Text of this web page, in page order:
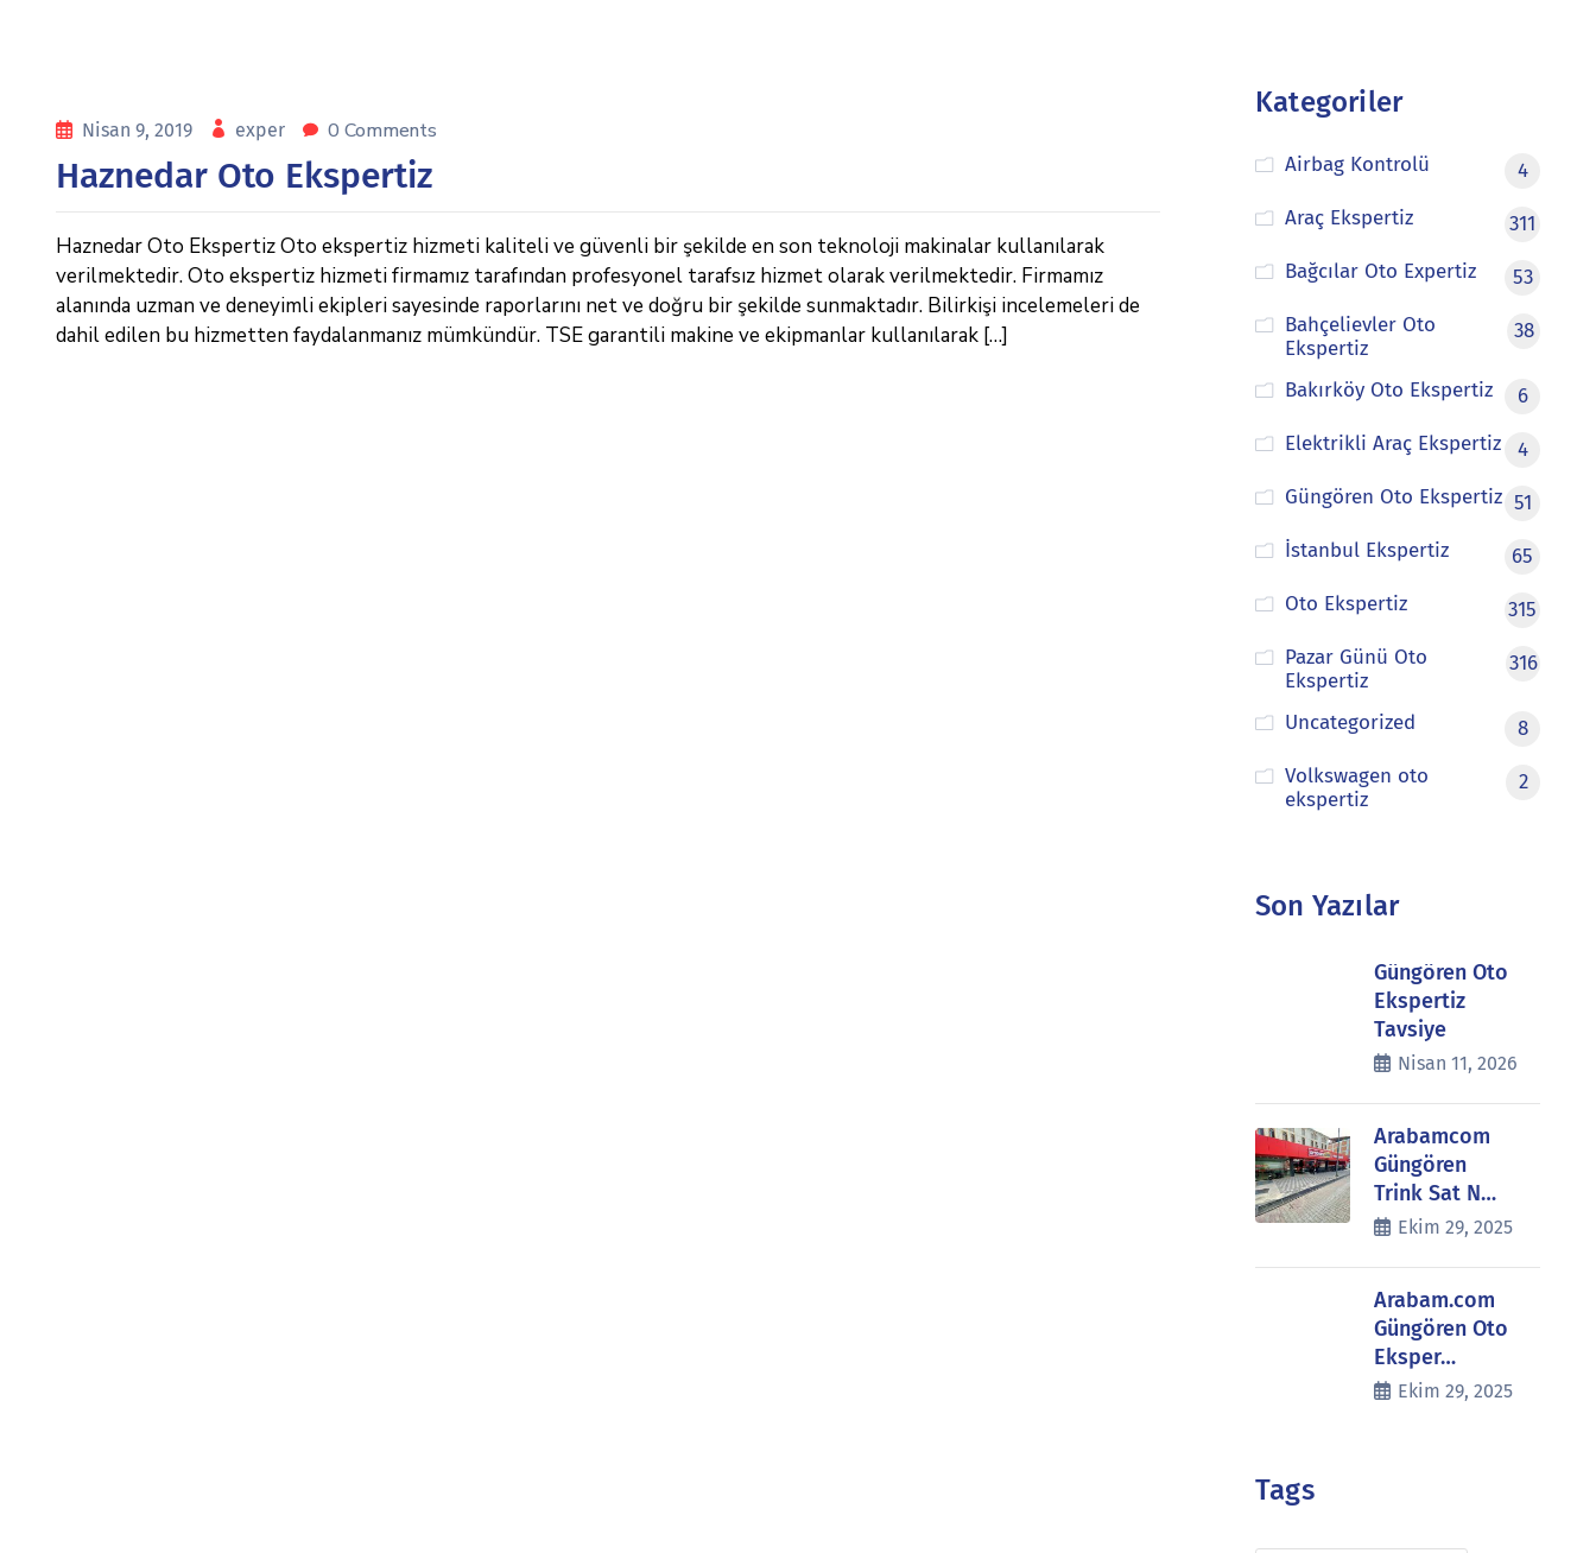
Nisan 9, 2019 exper 0 Comments
Haznedar Oto Ekspertiz
Haznedar Oto Ekspertiz Oto ekspertiz hizmeti kaliteli ve güvenli bir şekilde en son teknoloji makinalar kullanılarak
verilmektedir. Oto ekspertiz hizmeti firmamız tarafından profesyonel tarafsız hizmet olarak verilmektedir. Firmamız
alanında uzman ve deneyimli ekipleri sayesinde raporlarını net ve doğru bir şekilde sunmaktadır. Bilirkişi incelemeleri de
dahil edilen bu hizmetten faydalanmanız mümkündür. TSE garantili makine ve ekipmanlar kullanılarak […]
Kategoriler
Airbag Kontrolü
4
Araç Ekspertiz
311
Bağcılar Oto Expertiz
53
Bahçelievler Oto
Ekspertiz
38
Bakırköy Oto Ekspertiz
6
Elektrikli Araç Ekspertiz
4
Güngören Oto Ekspertiz 51
İstanbul Ekspertiz
65
Oto Ekspertiz
315
Pazar Günü Oto
Ekspertiz
316
Uncategorized
8
Volkswagen oto
ekspertiz
2
Son Yazılar
Güngören Oto
Ekspertiz
Tavsiye
Nisan 11, 2026
Arabamcom
Güngören
Trink Sat N…
Ekim 29, 2025
Arabam.com
Güngören Oto
Eksper…
Ekim 29, 2025
Tags